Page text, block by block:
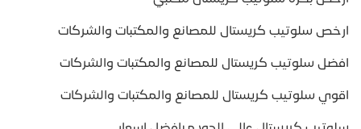
ارخص سلوتيب كريستال للمصانع والمكتبات والشركات
افضل سلوتيب كريستال للمصانع والمكتبات والشركات
اقوي سلوتيب كريستال للمصانع والمكتبات والشركات